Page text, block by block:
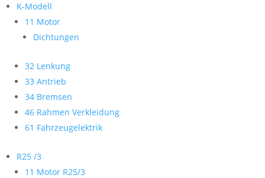
K-Modell
11 Motor
Dichtungen
32 Lenkung
33 Antrieb
34 Bremsen
46 Rahmen Verkleidung
61 Fahrzeugelektrik
R25 /3
11 Motor R25/3